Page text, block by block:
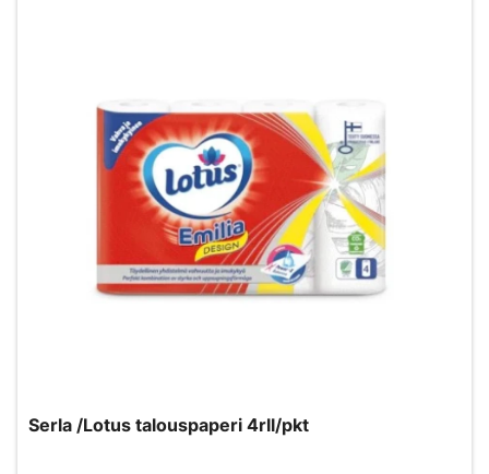
Serla /Lotus talouspaperi 4rll/pkt